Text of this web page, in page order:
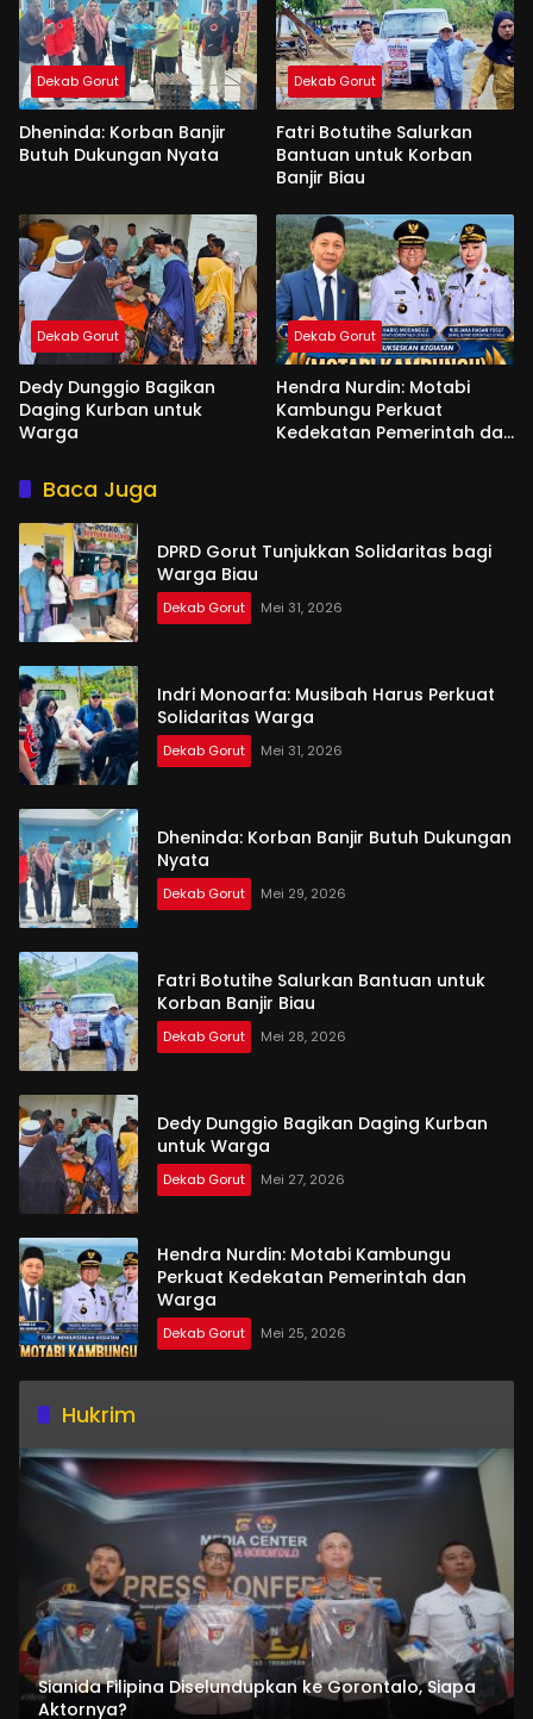
Dekab Gorut
Dheninda: Korban Banjir
Butuh Dukungan Nyata
Dekab Gorut
Fatri Botutihe Salurkan
Bantuan untuk Korban
Banjir Biau
Dekab Gorut
Dedy Dunggio Bagikan
Daging Kurban untuk
Warga
Dekab Gorut
Hendra Nurdin: Motabi
Kambungu Perkuat
Kedekatan Pemerintah dan
Baca Juga
DPRD Gorut Tunjukkan Solidaritas bagi
Warga Biau
Dekab Gorut Mei 31, 2026
Indri Monoarfa: Musibah Harus Perkuat
Solidaritas Warga
Dekab Gorut Mei 31, 2026
Dheninda: Korban Banjir Butuh Dukungan
Nyata
Dekab Gorut Mei 29, 2026
Fatri Botutihe Salurkan Bantuan untuk
Korban Banjir Biau
Dekab Gorut Mei 28, 2026
Dedy Dunggio Bagikan Daging Kurban
untuk Warga
Dekab Gorut Mei 27, 2026
Hendra Nurdin: Motabi Kambungu
Perkuat Kedekatan Pemerintah dan
Warga
Dekab Gorut Mei 25, 2026
Hukrim
Sianida Filipina Diselundupkan ke Gorontalo, Siapa
Aktornya?